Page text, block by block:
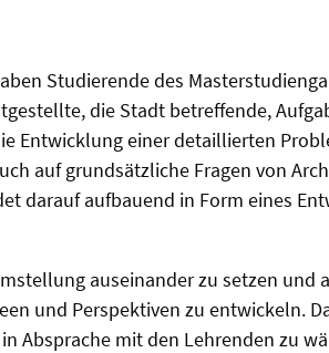
Studierende des
die Stadt betreffende,
Entwicklung einer detaillierten
auf grundsätzliche Fragen von
darauf aufbauend in Form eines
auseinander zu setzen und
und Perspektiven zu entwickeln.
Absprache mit den Lehrenden zu